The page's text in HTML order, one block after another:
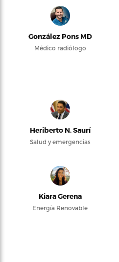
González Pons MD
Médico radiólogo
Heriberto N. Saurí
Salud y emergencias
Kiara Gerena
Energía Renovable